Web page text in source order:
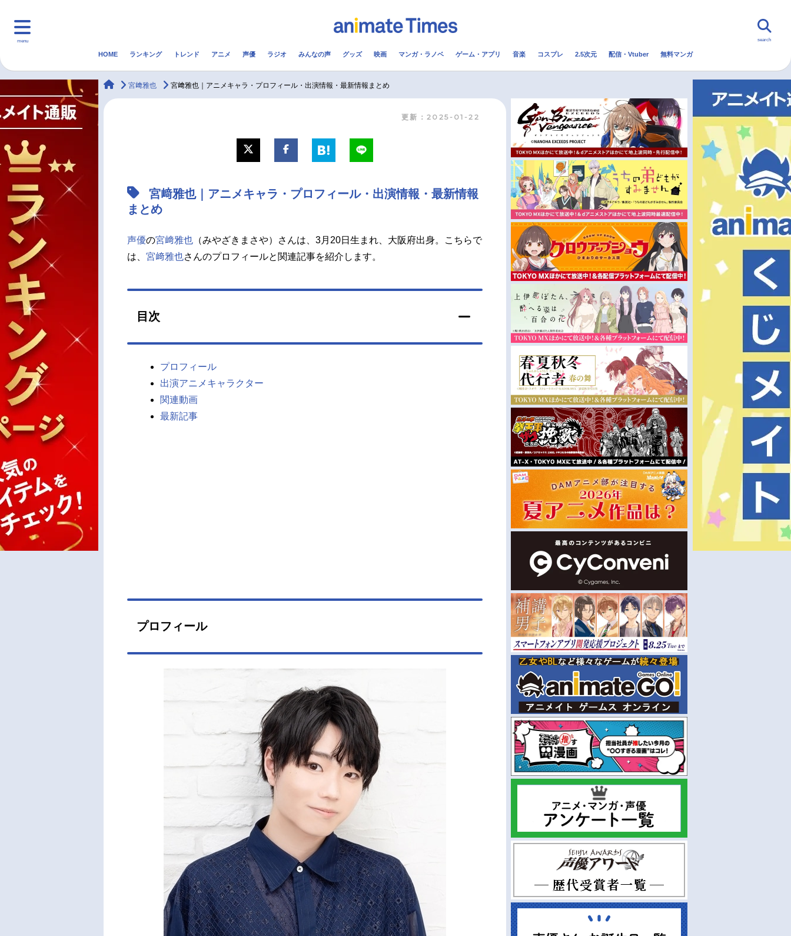
menu
マンガ・ラノベ 2.5次元 配信・Vtuber トレンド 無料マンガ
声優記事一覧
アニメ映画一覧
男性声優/女性声優一覧
今期アニメ曜日別一覧
夏アニメ
秋アニメ
冬アニメ
search
HOME ランキング トレンド アニメ 声優 ラジオ みんなの声 グッズ 映画 マンガ・ラノベ ゲーム・アプリ 音楽 コスプレ 2.5次元 配信・Vtuber 無料マンガ
animateTimes
宮﨑雅也 宮﨑雅也｜アニメキャラ・プロフィール・出演情報・最新情報まとめ
更新：2025-01-22
宮﨑雅也｜アニメキャラ・プロフィール・出演情報・最新情報
まとめ
声優の宮﨑雅也 （みやざきまさや）さんは、3月20日生まれ、大阪府出身。こちらで
は、 宮﨑雅也さんのプロフィールと関連記事を紹介します。
目次
プロフィール
出演アニメキャラクター
関連動画
最新記事
プロフィール